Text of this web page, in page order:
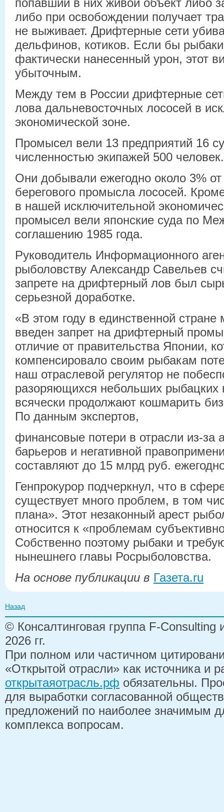
либо при освобождении получает
не выживает. Дрифтерные сети
дельфинов, котиков. Если бы
фактически нанесенный урон, этот
убыточным.
Между тем в России дрифтерные
лова дальневосточных лососей в
экономической зоне.
Промысел вели 13 предприятий 16
численностью экипажей 500 человек.
Они добывали ежегодно около 3% от
берегового промысла лососей.
в нашей исключительной
промысел вели японские суда по
соглашению 1985 года.
Руководитель Информационного
рыболовству Александр Савельев
запрете на дрифтерный лов был
серьезной доработке.
«В этом году в единственной
введен запрет на дрифтерный
отличие от правительства Японии,
компенсировало своим рыбакам
наш отраслевой регулятор не
разоряющихся небольших рыбацких
всячески продолжают кошмарить
По данным экспертов,
финансовые потери в отрасли из-за
барьеров и негативной
составляют до 15 млрд руб.
Генпрокурор подчеркнул, что в
существует много проблем, в том
плана». Этот незаконный арест
относится к «проблемам
Собственно поэтому рыбаки и
нынешнего главы Росрыболовства.
На основе публикации в Газета.ru
Назад
© Консалтинговая группа F-
2026 гг.
При полном или частичном
«Открытой отрасли» как источника и
открытаяотрасль.рф обязательны.
для выработки согласованной
предложений по наиболее значимым
комплекса вопросам.